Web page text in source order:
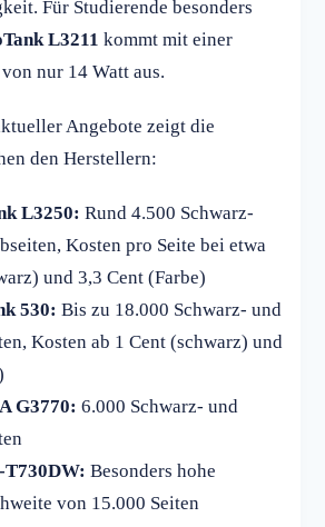
Für Studierende besonders
L3211 kommt mit einer
nur 14 Watt aus.
Angebote zeigt die
den Herstellern:
L3250: Rund 4.500 Schwarz-
Kosten pro Seite bei etwa
und 3,3 Cent (Farbe)
530: Bis zu 18.000 Schwarz- und
Kosten ab 1 Cent (schwarz) und
G3770: 6.000 Schwarz- und
Besonders hohe
von 15.000 Seiten